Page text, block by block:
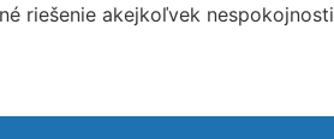
riešenie akejkoľvek nespokojnosti